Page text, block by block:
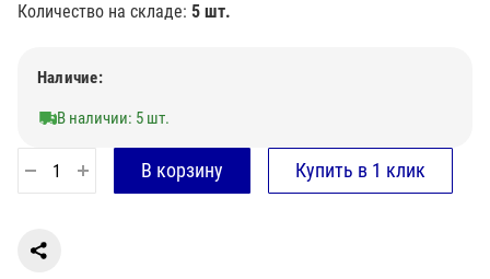
Количество на складе: 5 шт.
Наличие:
В наличии: 5 шт.